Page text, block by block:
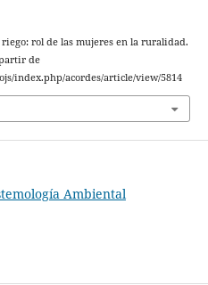
rol de las mujeres en la ruralidad.
de
index.php/acordes/article/view/5814
Ambiental